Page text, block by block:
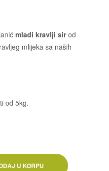
mladi kravlji sirod
mlijeka sa naših
od 5kg.
U KORPU